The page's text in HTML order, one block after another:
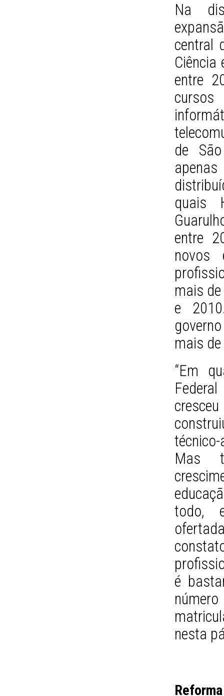
Na
central
Ciência
entre
de
quais
entre
novos
mais
e
mais
“Em
Mas
todo,
é
nesta